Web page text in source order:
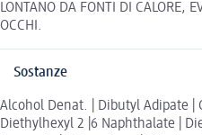
LONTANO DA FONTI DI CALORE,
OCCHI.
Sostanze
Alcohol Denat. | Dibutyl Adipate |
Diethylhexyl 2 |6 Naphthalate |